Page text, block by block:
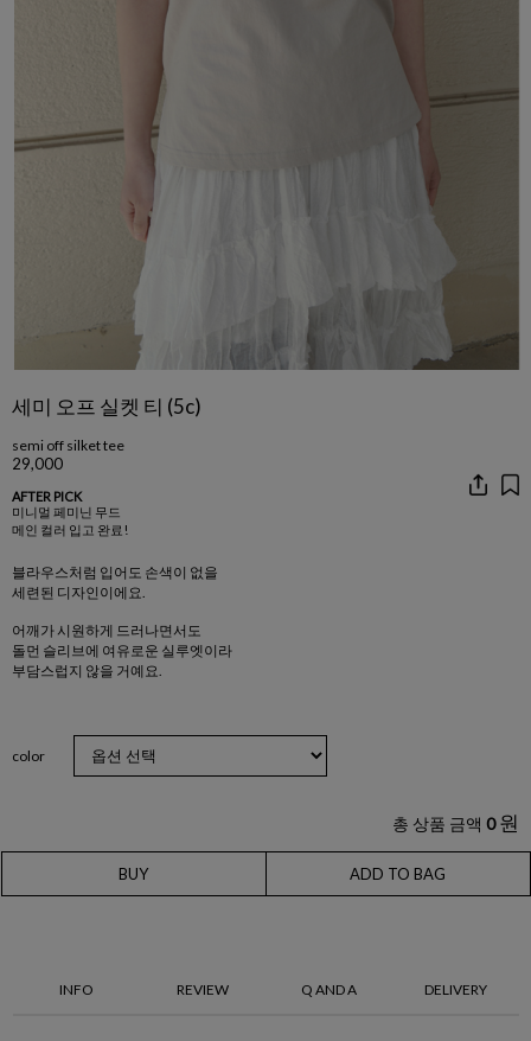
세미 오프 실켓 티 (5c)
semi off silket tee
29,000
AFTER PICK
미니멀 페미닌 무드
메인 컬러 입고 완료!
블라우스처럼 입어도 손색이 없을
세련된 디자인이에요.
어깨가 시원하게 드러나면서도
돌먼 슬리브에 여유로운 실루엣이라
부담스럽지 않을 거예요.
color
총 상품 금액 0 원
BUY ADD TO BAG
INFO REVIEW Q AND A DELIVERY